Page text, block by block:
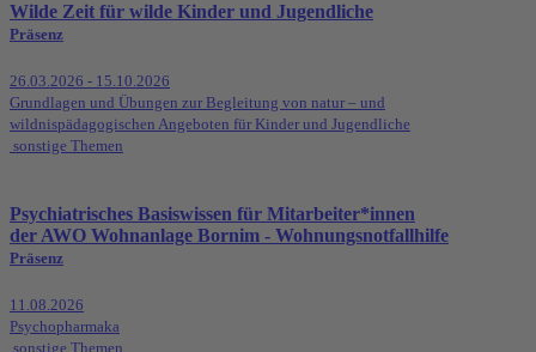
Wilde Zeit für wilde Kinder und Jugendliche
Präsenz
26.03.2026 - 15.10.2026
Grundlagen und Übungen zur Begleitung von natur – und
wildnispädagogischen Angeboten für Kinder und Jugendliche
sonstige Themen
Psychiatrisches Basiswissen für Mitarbeiter*innen
der AWO Wohnanlage Bornim - Wohnungsnotfallhilfe
Präsenz
11.08.2026
Psychopharmaka
sonstige Themen